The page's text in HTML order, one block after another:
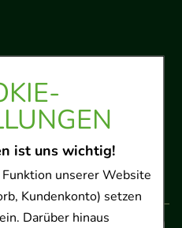
ist uns wichtig!
unserer Website
Kundenkonto) setzen
Darüber hinaus